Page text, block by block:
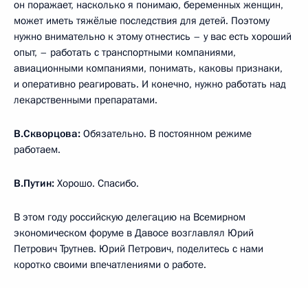
он поражает, насколько я понимаю, беременных женщин,
может иметь тяжёлые последствия для детей. Поэтому
нужно внимательно к этому отнестись – у вас есть хороший
опыт, – работать с транспортными компаниями,
авиационными компаниями, понимать, каковы признаки,
и оперативно реагировать. И конечно, нужно работать над
лекарственными препаратами.
В.Скворцова: Обязательно. В постоянном режиме
работаем.
В.Путин: Хорошо. Спасибо.
В этом году российскую делегацию на Всемирном
экономическом форуме в Давосе возглавлял Юрий
Петрович Трутнев. Юрий Петрович, поделитесь с нами
коротко своими впечатлениями о работе.